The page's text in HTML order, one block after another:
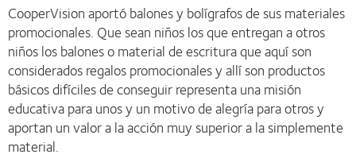
CooperVision aportó balones y bolígrafos de sus materiales
promocionales. Que sean niños los que entregan a otros
niños los balones o material de escritura que aquí son
considerados regalos promocionales y allí son productos
básicos difíciles de conseguir representa una misión
educativa para unos y un motivo de alegría para otros y
aportan un valor a la acción muy superior a la simplemente
material.